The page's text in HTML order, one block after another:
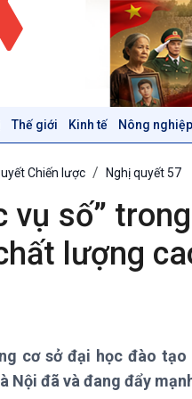
Thế giới Kinh tế Nông
Thời sự 6h
Thời sự 18h
Thời sự 21h30
Bản tin
Khoa học & Công nghệ
Tin Khoa học & Công nghệ
Chiến lược Nghị quyết 57
vụ số”
lượng
cơ sở đại học đào
Nội đã và đang đẩy